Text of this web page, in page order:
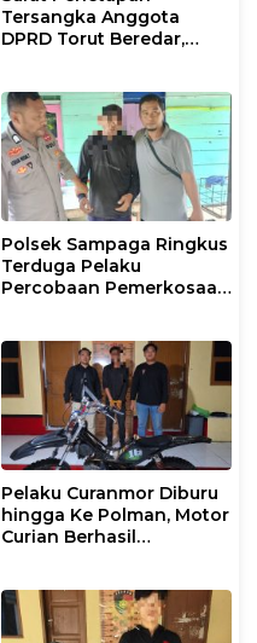
Tersangka Anggota
DPRD Torut Beredar,
Berstatus Saksi
Polsek Sampaga Ringkus
Terduga Pelaku
Percobaan Pemerkosaan
Pelaku Curanmor Diburu
hingga Ke Polman, Motor
Curian Berhasil